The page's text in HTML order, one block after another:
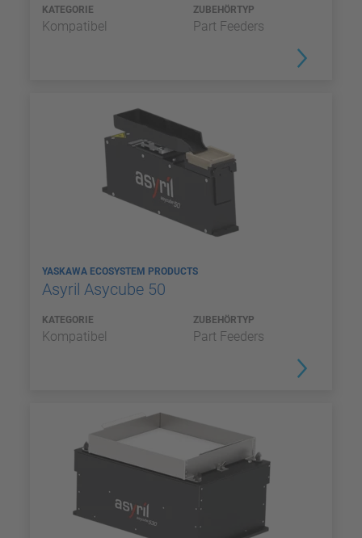
KATEGORIE
Kompatibel
ZUBEHÖRTYP
Part Feeders
YASKAWA ECOSYSTEM PRODUCTS
Asyril Asycube 50
KATEGORIE
Kompatibel
ZUBEHÖRTYP
Part Feeders